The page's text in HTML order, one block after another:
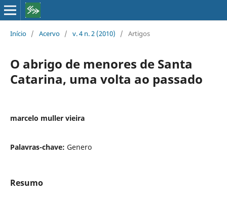
Início / Acervo / v. 4 n. 2 (2010) / Artigos
O abrigo de menores de Santa
Catarina, uma volta ao passado
marcelo muller vieira
Palavras-chave: Genero
Resumo